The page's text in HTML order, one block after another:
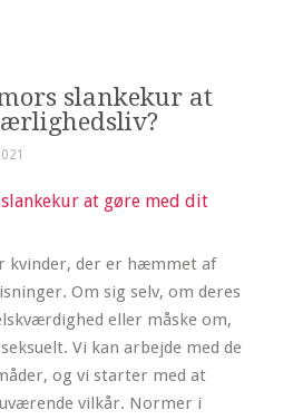
slankekur at
kvinder, der er hæmmet af
Om sig selv, om deres
eller måske om,
Vi kan arbejde med de
og vi starter med at
vilkår. Normer i